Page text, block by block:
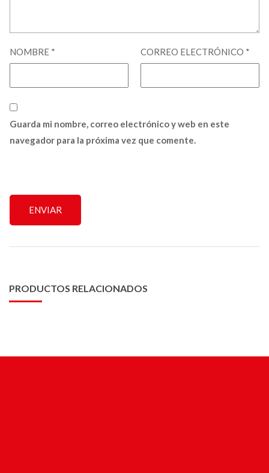
NOMBRE * CORREO ELECTRÓNICO *
Guarda mi nombre, correo electrónico y web en este
navegador para la próxima vez que comente.
PRODUCTOS RELACIONADOS